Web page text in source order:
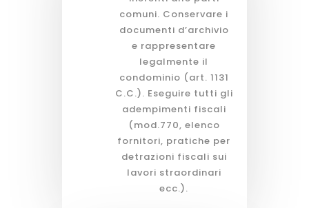
comuni. Conservare i
documenti d’archivio
e rappresentare
legalmente il
condominio (art. 1131
C.C.). Eseguire tutti gli
adempimenti fiscali
(mod.770, elenco
fornitori, pratiche per
detrazioni fiscali sui
lavori straordinari
ecc.).